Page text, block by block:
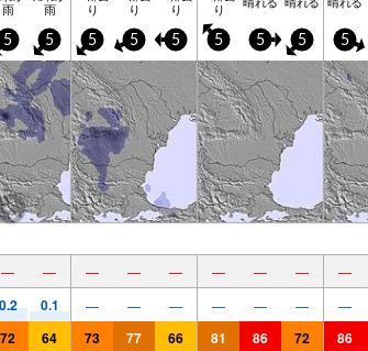
雨 雨 り り り り
5 5 5 5 5 5 5 5 5
— — — — — — — — —
0.1 — — — — — — —
72 64 73 77 66 81 86 72 86